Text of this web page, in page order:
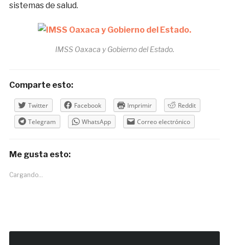
sistemas de salud.
IMSS Oaxaca y Gobierno del Estado.
Comparte esto:
Twitter Facebook Imprimir
Reddit
Telegram
WhatsApp Correo electrónico
Me gusta esto:
Cargando...